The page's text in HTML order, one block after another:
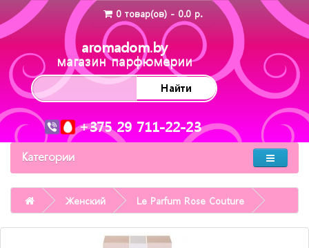
0 товар(ов) - 0.0 р.
aromadom.by
магазин парфюмерии
Найти
+375 29 711-22-23
Категории
Женский Le Parfum Rose Couture